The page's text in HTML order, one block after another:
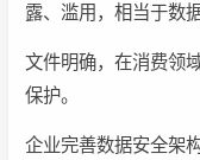
露、滥用，相当于数
文件明确，在消费领
保护。
企业完善数据安全架